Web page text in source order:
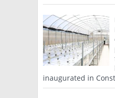
inaugurated in